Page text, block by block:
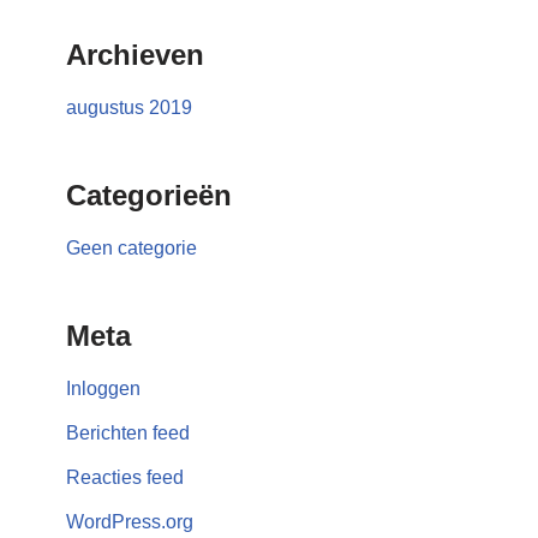
Archieven
augustus 2019
Categorieën
Geen categorie
Meta
Inloggen
Berichten feed
Reacties feed
WordPress.org